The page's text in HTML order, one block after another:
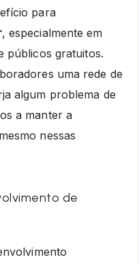
para
, especialmente em
públicos gratuitos.
uma rede de
algum problema de
a manter a
nessas
de